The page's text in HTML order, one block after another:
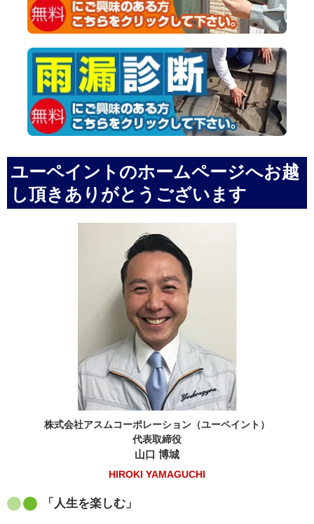
ユーペイントのホームページへお越
し頂きありがとうございます
株式会社アスムコーポレーション（ユーペイント）
代表取締役
山口 博城
HIROKI YAMAGUCHI
「人生を楽しむ」